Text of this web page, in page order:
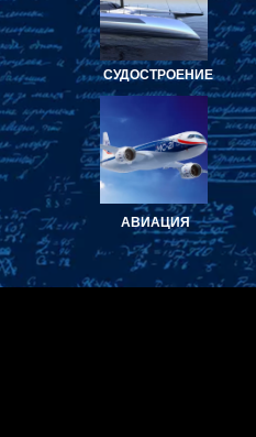
СУДОСТРОЕНИЕ
АВИАЦИЯ